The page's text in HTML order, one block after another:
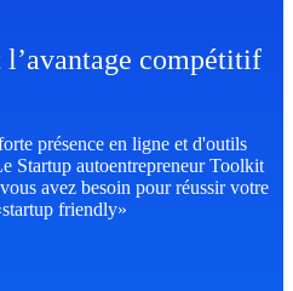
compétitif
présence en ligne et d'outils
Startup autoentrepreneur Toolkit
avez besoin pour réussir votre
friendly»